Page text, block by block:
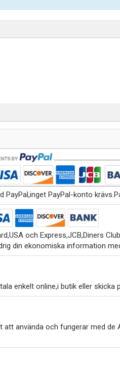
PayPal,inget PayPal-konto
och Express,JCB,Diners
din ekonomiska information
enkelt online,i butik eller skicka
att använda och fungerar med de